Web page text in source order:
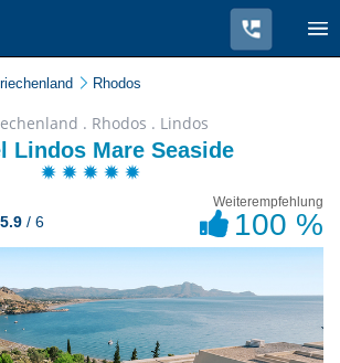
Rhodos
. Rhodos . Lindos
Lindos Mare Seaside
5.9 / 6
Weiterempfehlung
100 %